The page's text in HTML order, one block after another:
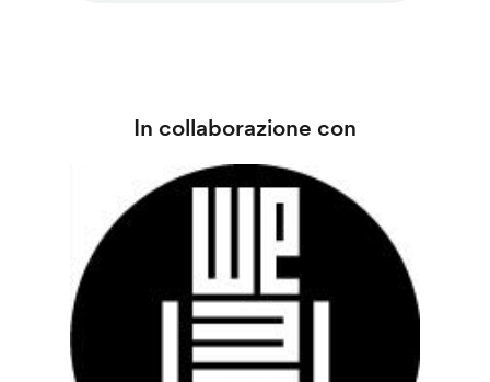
In collaborazione con